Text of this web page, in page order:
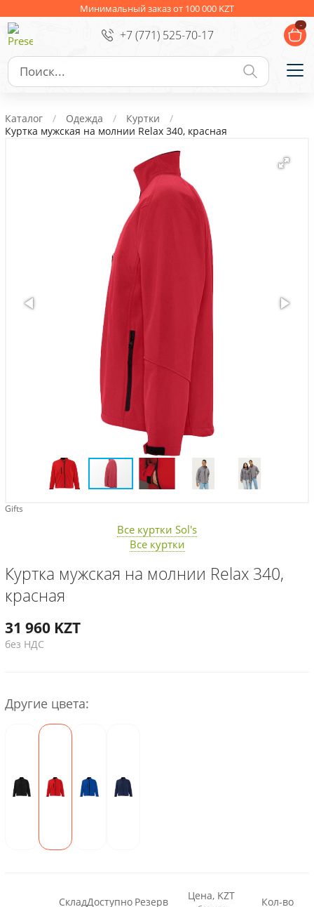
Минимальный заказ от 100 000 KZT
+7 (771) 525-70-17
-
Ежедневники Новогодние подарки
Сувениры к праздникам Упаковка
Личные аксессуары
Деловые подарки
Съедобные подарки с логотипом
Каталог Одежда
Куртки
Куртка мужская на молнии Relax 340, красная
Gifts
Все куртки Sol's
Все куртки
Куртка мужская на молнии Relax 340,
красная
31 960 KZT
без НДС
Другие цвета:
СкладДоступно Резерв Цена, KZT Кол-во